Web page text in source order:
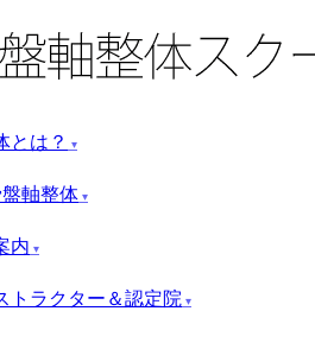
とは？ ▾
軸整体 ▾
内 ▾
トラクター＆認定院 ▾